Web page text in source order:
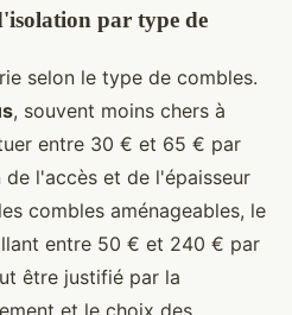
par type de
selon le type de combles.
, souvent moins chers à
entre 30 € et 65 € par
l'accès et de l'épaisseur
combles aménageables, le
entre 50 € et 240 € par
être justifié par la